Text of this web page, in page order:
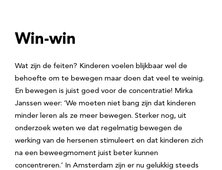
Win-win
Wat zijn de feiten? Kinderen voelen blijkbaar wel de
behoefte om te bewegen maar doen dat veel te weinig.
En bewegen is juist goed voor de concentratie! Mirka
Janssen weer: ‘We moeten niet bang zijn dat kinderen
minder leren als ze meer bewegen. Sterker nog, uit
onderzoek weten we dat regelmatig bewegen de
werking van de hersenen stimuleert en dat kinderen zich
na een beweegmoment juist beter kunnen
concentreren.’ In Amsterdam zijn er nu gelukkig steeds